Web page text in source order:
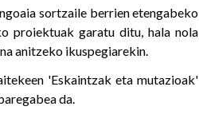
sortzaile berrien etengabeko
proiektuak garatu ditu, hala nola
anitzeko ikuspegiarekin.
'Eskaintzak eta mutazioak'
da.